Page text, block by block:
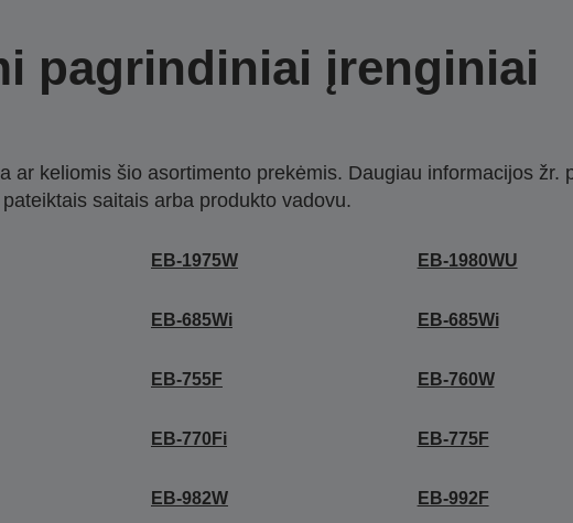
pagrindiniai įrenginiai
ar keliomis šio asortimento prekėmis. Daugiau informacijos žr.
saitais arba produkto vadovu.
EB-1975W EB-1980WU
EB-685Wi EB-685Wi
EB-755F EB-760W
EB-770Fi EB-775F
EB-982W EB-992F